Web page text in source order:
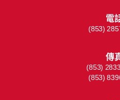
電
(853)
傳
(853)
(853)